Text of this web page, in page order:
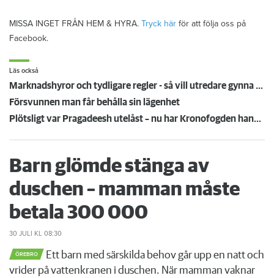
MISSA INGET FRÅN HEM & HYRA. Tryck här för att följa oss på
Facebook.
Läs också
Marknadshyror och tydligare regler - så vill utredare gynna andrahandsuthyrning
Försvunnen man får behålla sin lägenhet
Plötsligt var Pragadeesh utelåst – nu har Kronofogden hans möbler
Barn glömde stänga av
duschen – mamman måste
betala 300 000
30 JULI KL 08:30
ÖREBRO
Ett barn med särskilda behov går upp en natt och
vrider på vattenkranen i duschen. När mamman vaknar